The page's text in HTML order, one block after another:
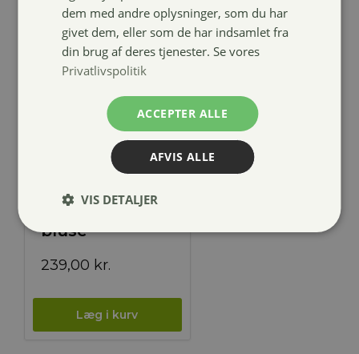
ELT Madison
rullekrave
bluse
239,00 kr.
dem med andre oplysninger, som du har
givet dem, eller som de har indsamlet fra
din brug af deres tjenester. Se vores
Privatlivspolitik
ACCEPTER ALLE
AFVIS ALLE
VIS DETALJER